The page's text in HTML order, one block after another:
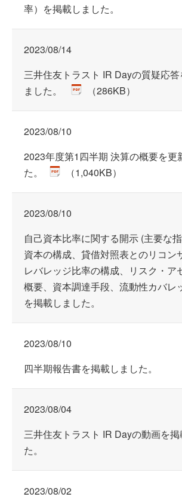
率）を掲載しました。
2023/08/14
三井住友トラスト IR Dayの質疑応答
ました。
（286KB）
2023/08/10
2023年度第1四半期 決算の概要を更
た。
（1,040KB）
2023/08/10
自己資本比率に関する開示 (主要な
資本の構成、貸借対照表とのリコン
レバレッジ比率の構成、リスク・ア
概要、資本調達手段、流動性カバレ
を掲載しました。
2023/08/10
四半期報告書を掲載しました。
2023/08/04
三井住友トラスト IR Dayの動画を掲
た。
2023/08/02